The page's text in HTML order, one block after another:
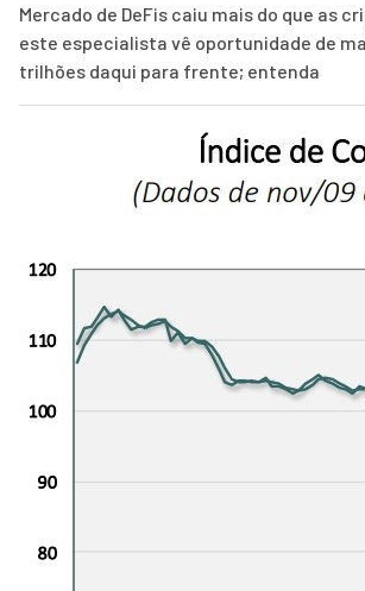
Mercado de DeFis caiu mais do que as
este especialista vê oportunidade de
trilhões daqui para frente; entenda